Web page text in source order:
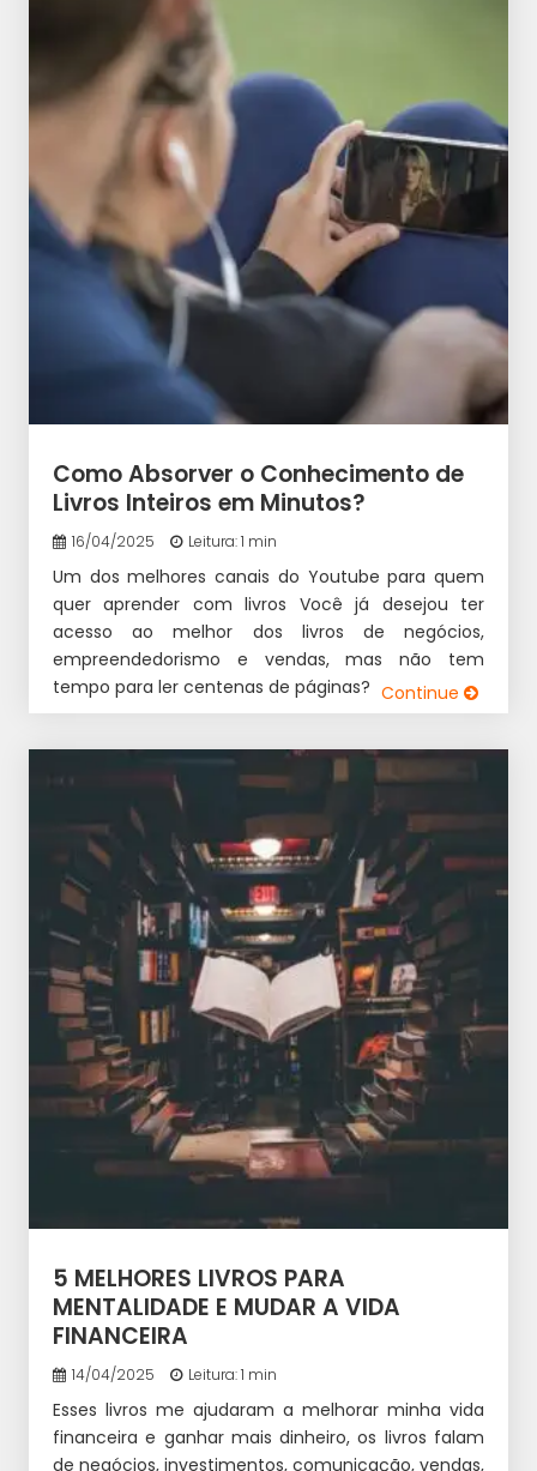
Como Absorver o Conhecimento de
Livros Inteiros em Minutos?
16/04/2025 Leitura: 1 min
Um dos melhores canais do Youtube para quem
quer aprender com livros Você já desejou ter
acesso ao melhor dos livros de negócios,
empreendedorismo e vendas, mas não tem
tempo para ler centenas de páginas? […]Continue
5 MELHORES LIVROS PARA
MENTALIDADE E MUDAR A VIDA
FINANCEIRA
14/04/2025 Leitura: 1 min
Esses livros me ajudaram a melhorar minha vida
financeira e ganhar mais dinheiro, os livros falam
de negócios, investimentos, comunicação, vendas,